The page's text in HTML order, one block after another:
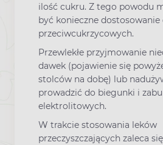
ilość cukru. Z tego powodu
być konieczne
przeciwcukrzycowych.
Przewlekłe przyjmowanie
dawek (pojawienie się
stolców na dobę) lub
prowadzić do biegunki i
elektrolitowych.
W trakcie stosowania leków
przeczyszczających zaleca